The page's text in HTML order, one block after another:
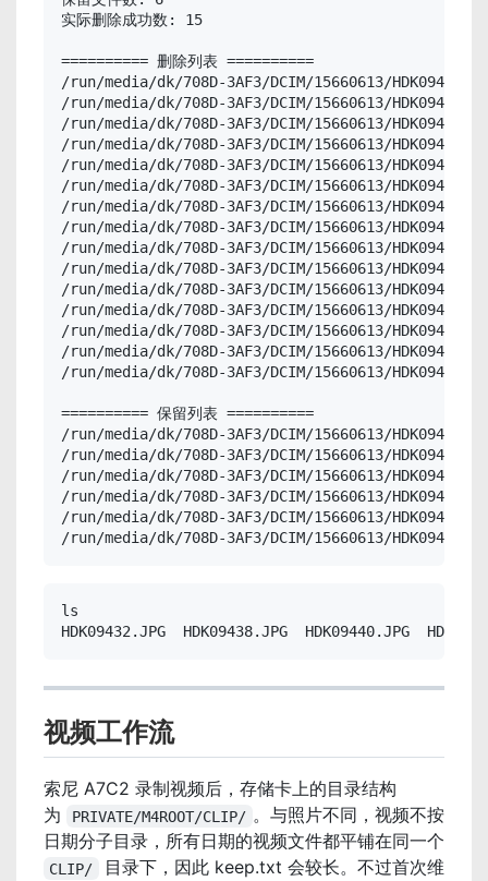
实际删除成功数: 15
========== 删除列表 ==========
/run/media/dk/708D-3AF3/DCIM/15660613/
/run/media/dk/708D-3AF3/DCIM/15660613/
/run/media/dk/708D-3AF3/DCIM/15660613/
/run/media/dk/708D-3AF3/DCIM/15660613/
/run/media/dk/708D-3AF3/DCIM/15660613/
/run/media/dk/708D-3AF3/DCIM/15660613/
/run/media/dk/708D-3AF3/DCIM/15660613/
/run/media/dk/708D-3AF3/DCIM/15660613/
/run/media/dk/708D-3AF3/DCIM/15660613/
/run/media/dk/708D-3AF3/DCIM/15660613/
/run/media/dk/708D-3AF3/DCIM/15660613/
/run/media/dk/708D-3AF3/DCIM/15660613/
/run/media/dk/708D-3AF3/DCIM/15660613/
/run/media/dk/708D-3AF3/DCIM/15660613/
/run/media/dk/708D-3AF3/DCIM/15660613/
========== 保留列表 ==========
/run/media/dk/708D-3AF3/DCIM/15660613/
/run/media/dk/708D-3AF3/DCIM/15660613/
/run/media/dk/708D-3AF3/DCIM/15660613/
/run/media/dk/708D-3AF3/DCIM/15660613/
/run/media/dk/708D-3AF3/DCIM/15660613/
/run/media/dk/708D-3AF3/DCIM/15660613/
ls
HDK09432.JPG  HDK09438.JPG  HDK09440.JPG
视频工作流
索尼 A7C2 录制视频后，存储卡上的目录结构
为
PRIVATE/M4ROOT/CLIP/ 。与照片不同，视频不按
日期分子目录，所有日期的视频文件都平铺在同一个
CLIP/
目录下，因此 keep.txt 会较长。不过首次维